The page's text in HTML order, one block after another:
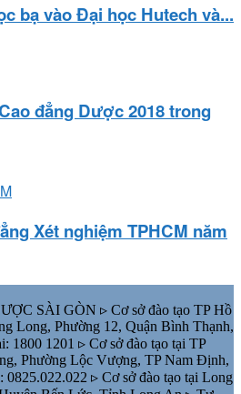
bạ vào Đại học Hutech và...
đẳng Dược 2018 trong
Xét nghiệm TPHCM năm
SÀI GÒN ▹ Cơ sở đào tạo TP Hồ
Long, Phường 12, Quận Bình Thạnh,
1800 1201 ▹ Cơ sở đào tạo tại TP
Phường Lộc Vượng, TP Nam Định,
▹ Cơ sở đào tạo tại Long